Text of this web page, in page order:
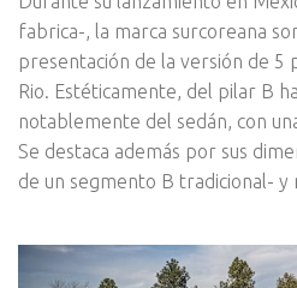
fabrica-, la marca surcoreana
presentación de la versión de 5
Rio. Estéticamente, del pilar B
notablemente del sedán, con
Se destaca además por sus
de un segmento B tradicional- y